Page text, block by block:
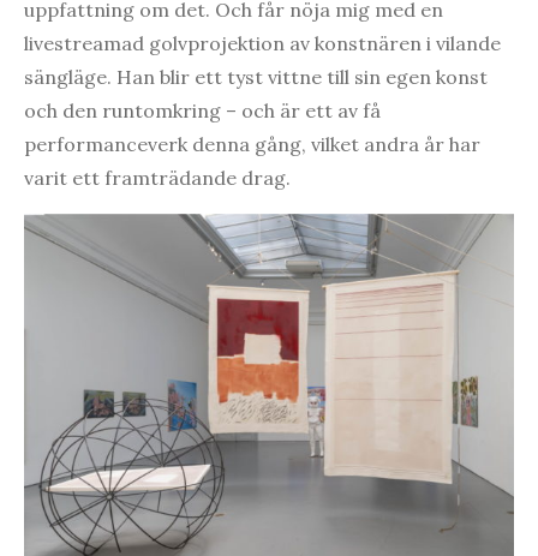
uppfattning om det. Och får nöja mig med en
livestreamad golvprojektion av konstnären i vilande
sängläge. Han blir ett tyst vittne till sin egen konst
och den runtomkring – och är ett av få
performanceverk denna gång, vilket andra år har
varit ett framträdande drag.